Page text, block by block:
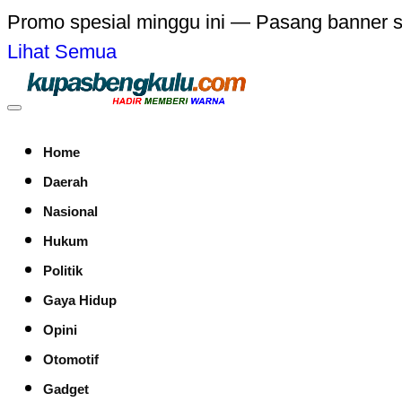
Promo spesial minggu ini — Pasang banner
Lihat Semua
Home
Daerah
Nasional
Hukum
Politik
Gaya Hidup
Opini
Otomotif
Gadget